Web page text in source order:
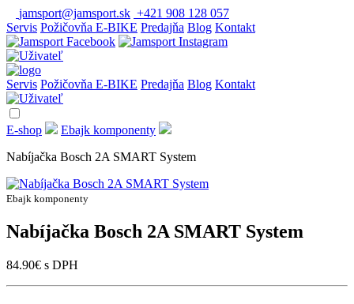
jamsport@jamsport.sk +421 908 128 057
Servis Požičovňa E-BIKE Predajňa Blog Kontakt
Servis Požičovňa E-BIKE Predajňa Blog Kontakt
E-shop
Ebajk komponenty
Nabíjačka Bosch 2A SMART System
Ebajk komponenty
Nabíjačka Bosch 2A SMART System
84.90€ s DPH